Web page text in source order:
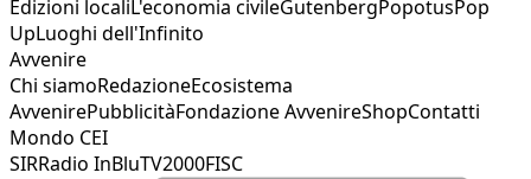
Edizioni localiL'economia civileGutenbergPopotusPop
UpLuoghi dell'Infinito
Avvenire
Chi siamoRedazioneEcosistema
AvvenirePubblicitàFondazione AvvenireShopContatti
Mondo CEI
SIRRadio InBluTV2000FISC